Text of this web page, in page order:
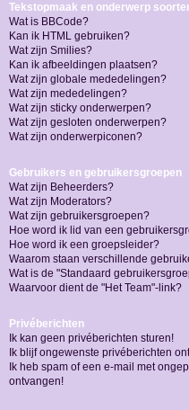
Tekstopmaak en onderwerp
Wat is BBCode?
Kan ik HTML gebruiken?
Wat zijn Smilies?
Kan ik afbeeldingen plaatsen?
Wat zijn globale mededelingen?
Wat zijn mededelingen?
Wat zijn sticky onderwerpen?
Wat zijn gesloten onderwerpen?
Wat zijn onderwerpiconen?
Gebruikers en gebruikersgroepen
Wat zijn Beheerders?
Wat zijn Moderators?
Wat zijn gebruikersgroepen?
Hoe word ik lid van een
Hoe word ik een groepsleider?
Waarom staan verschillende
Wat is de "Standaard
Waarvoor dient de "Het Team"-link?
Privéberichten
Ik kan geen privéberichten sturen!
Ik blijf ongewenste privéberichten
Ik heb spam of een e-mail met
ontvangen!